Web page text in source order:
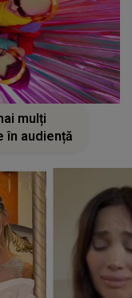
mulți
în audiență